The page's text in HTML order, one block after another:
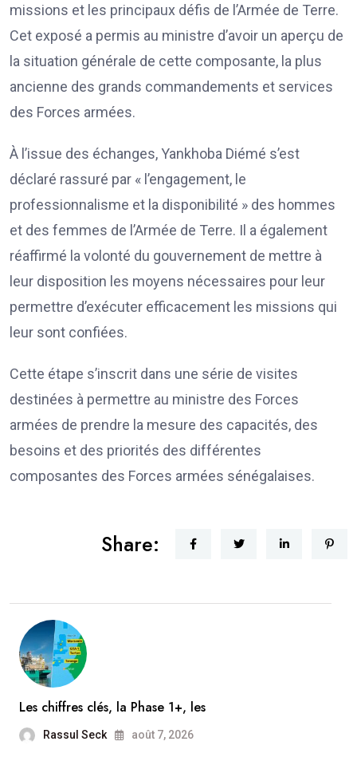
missions et les principaux défis de l’Armée de Terre.
Cet exposé a permis au ministre d’avoir un aperçu de
la situation générale de cette composante, la plus
ancienne des grands commandements et services
des Forces armées.
À l’issue des échanges, Yankhoba Diémé s’est
déclaré rassuré par « l’engagement, le
professionnalisme et la disponibilité » des hommes
et des femmes de l’Armée de Terre. Il a également
réaffirmé la volonté du gouvernement de mettre à
leur disposition les moyens nécessaires pour leur
permettre d’exécuter efficacement les missions qui
leur sont confiées.
Cette étape s’inscrit dans une série de visites
destinées à permettre au ministre des Forces
armées de prendre la mesure des capacités, des
besoins et des priorités des différentes
composantes des Forces armées sénégalaises.
Share:
Les chiffres clés, la Phase 1+, les
Rassul Seck août 7, 2026